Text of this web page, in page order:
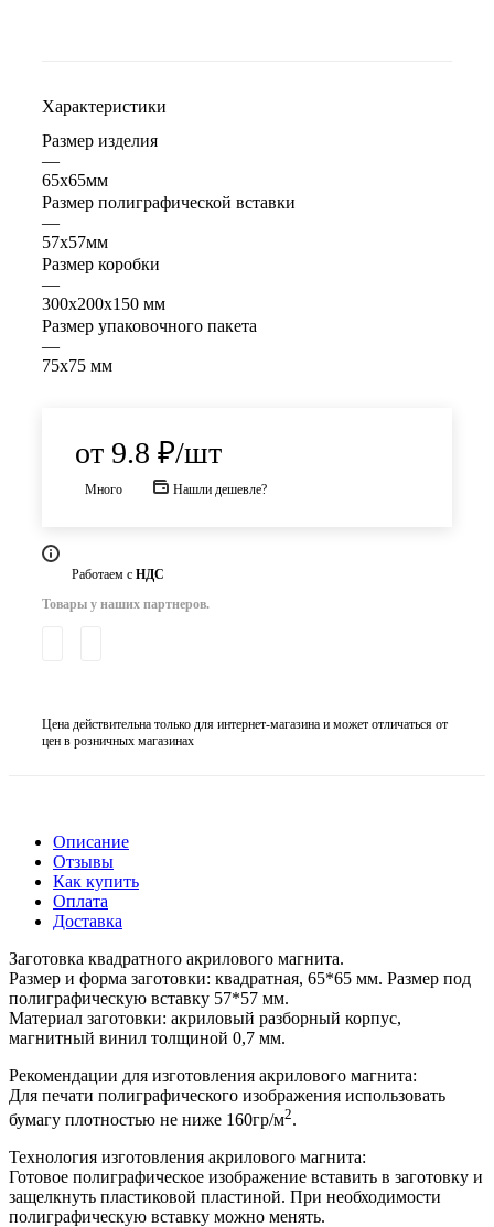
Характеристики
Размер изделия
—
65x65мм
Размер полиграфической вставки
—
57x57мм
Размер коробки
—
300х200х150 мм
Размер упаковочного пакета
—
75х75 мм
от 9.8 ₽/шт
Много Нашли дешевле?
Работаем с НДС
Товары у наших партнеров.
Цена действительна только для интернет-магазина и может отличаться от
цен в розничных магазинах
Описание
Отзывы
Как купить
Оплата
Доставка
Заготовка квадратного акрилового магнита.
Размер и форма заготовки: квадратная, 65*65 мм. Размер под
полиграфическую вставку 57*57 мм.
Материал заготовки: акриловый разборный корпус,
магнитный винил толщиной 0,7 мм.
Рекомендации для изготовления акрилового магнита:
Для печати полиграфического изображения использовать
бумагу плотностью не ниже 160гр/м2.
Технология изготовления акрилового магнита:
Готовое полиграфическое изображение вставить в заготовку и
защелкнуть пластиковой пластиной. При необходимости
полиграфическую вставку можно менять.